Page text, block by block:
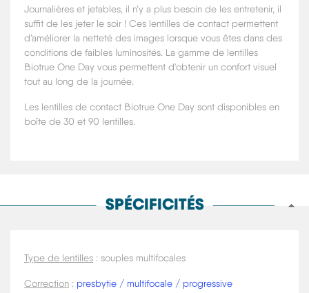
Journalières et jetables, il n’y a plus besoin de les entretenir, il
suffit de les jeter le soir ! Ces lentilles de contact permettent
d’améliorer la netteté des images lorsque vous êtes dans des
conditions de faibles luminosités. La gamme de lentilles
Biotrue One Day vous permettent d'obtenir un confort visuel
tout au long de la journée.
Les lentilles de contact Biotrue One Day sont disponibles en
boîte de 30 et 90 lentilles.
SPÉCIFICITÉS
Type de lentilles : souples multifocales
Correction : presbytie / multifocale / progressive